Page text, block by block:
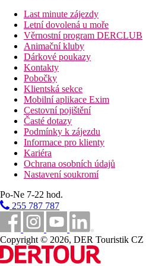
Pokoje jsou vybavené
(zdarma), balkónem nebo
Vzdálenosti
2,5 km
Centrum města
42 km
Vzdálenost od nejbližšího letiště
200 m
Vzdálenost k pláži
Pláž
Lehátka na pláži za poplatek
Slunečníky na pláži za poplatek
Plážová dovolená
Bazény
Last minute zájezdy
Letní dovolená u moře
Věrnostní program DERCLUB
Animační kluby
Dárkové poukazy
Kontakty
Pobočky
Klientská sekce
Mobilní aplikace Exim
Cestovní pojištění
Časté dotazy
Podmínky k zájezdu
Informace pro klienty
Kariéra
Ochrana osobních údajů
Nastavení soukromí
Po-Ne 7-22 hod.
255 787 787
Copyright © 2026, DER Touristik CZ